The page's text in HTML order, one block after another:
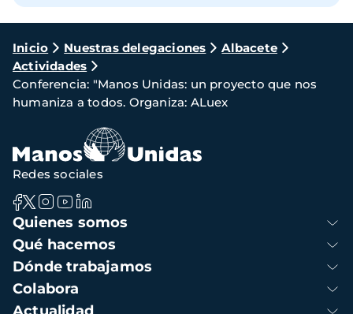
Ruta
de
navegación
Inicio Nuestras delegaciones
Albacete
Actividades
Conferencia: "Manos Unidas: un proyecto que nos
humaniza a todos. Organiza: ALuex
Navegación
principal
Quienes somos
Qué hacemos
Dónde trabajamos
Colabora
Redes sociales